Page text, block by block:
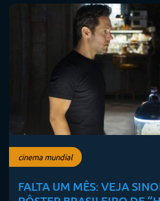
cinema mundial
FALTA UM MÊS: VEJA